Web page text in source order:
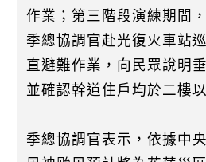
作業；第三階段演練期間
季總協調官赴光復火車站
直避難作業，向民眾說明
並確認幹道住戶均於二樓
季總協調官表示，依據中